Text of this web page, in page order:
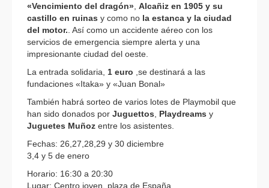
«Vencimiento del dragón», Alcañiz en 1905 y su
castillo en ruinas y como no la estanca y la ciudad
del motor.. Así como un accidente aéreo con los
servicios de emergencia siempre alerta y una
impresionante ciudad del oeste.
La entrada solidaria, 1 euro ,se destinará a las
fundaciones «Itaka» y «Juan Bonal»
También habrá sorteo de varios lotes de Playmobil que
han sido donados por Juguettos, Playdreams y
Juguetes Muñoz entre los asistentes.
Fechas: 26,27,28,29 y 30 diciembre
3,4 y 5 de enero
Horario: 16:30 a 20:30
Lugar: Centro joven, plaza de España